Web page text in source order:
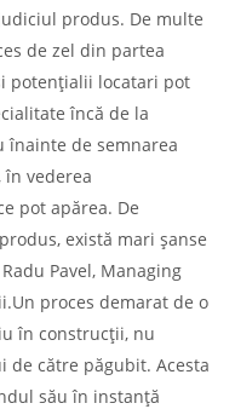
produs. De multe
de zel din partea
potențialii locatari pot
încă de la
de semnarea
vederea
pot apărea. De
există mari șanse
Pavel, Managing
proces demarat de o
în construcții, nu
de către păgubit. Acesta
său în instanță